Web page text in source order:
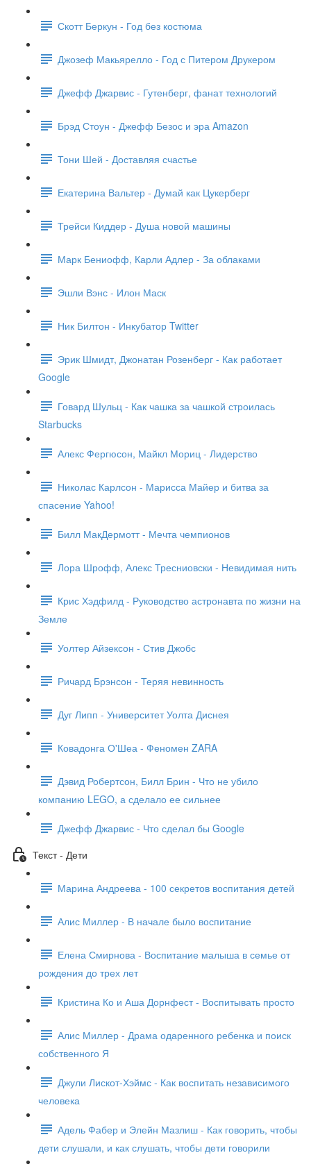
Скотт Беркун - Год без костюма
Джозеф Макьярелло - Год с Питером Друкером
Джефф Джарвис - Гутенберг, фанат технологий
Брэд Стоун - Джефф Безос и эра Amazon
Тони Шей - Доставляя счастье
Екатерина Вальтер - Думай как Цукерберг
Трейси Киддер - Душа новой машины
Марк Бениофф, Карли Адлер - За облаками
Эшли Вэнс - Илон Маск
Ник Билтон - Инкубатор Twitter
Эрик Шмидт, Джонатан Розенберг - Как работает
Google
Говард Шульц - Как чашка за чашкой строилась
Starbucks
Алекс Фергюсон, Майкл Мориц - Лидерство
Николас Карлсон - Марисса Майер и битва за
спасение Yahoo!
Билл МакДермотт - Мечта чемпионов
Лора Шрофф, Алекс Тресниовски - Невидимая нить
Крис Хэдфилд - Руководство астронавта по жизни на
Земле
Уолтер Айзексон - Стив Джобс
Ричард Брэнсон - Теряя невинность
Дуг Липп - Университет Уолта Диснея
Ковадонга О'Шеа - Феномен ZARA
Дэвид Робертсон, Билл Брин - Что не убило
компанию LEGO, а сделало ее сильнее
Джефф Джарвис - Что сделал бы Google
Текст - Дети
Марина Андреева - 100 секретов воспитания детей
Алис Миллер - В начале было воспитание
Елена Смирнова - Воспитание малыша в семье от
рождения до трех лет
Кристина Ко и Аша Дорнфест - Воспитывать просто
Алис Миллер - Драма одаренного ребенка и поиск
собственного Я
Джули Лискот-Хэймс - Как воспитать независимого
человека
Адель Фабер и Элейн Мазлиш - Как говорить, чтобы
дети слушали, и как слушать, чтобы дети говорили